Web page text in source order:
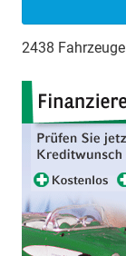
2438 Fahrzeuge